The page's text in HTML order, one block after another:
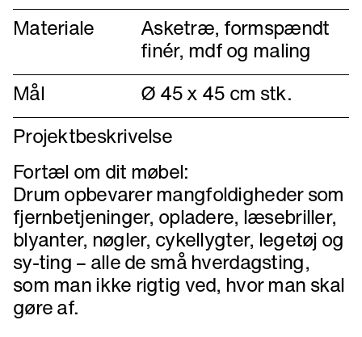
Materiale
Asketræ, formspændt
finér, mdf og maling
Mål
Ø 45 x 45 cm stk.
Projektbeskrivelse
Fortæl om dit møbel:
Drum opbevarer mangfoldigheder som
fjernbetjeninger, opladere, læsebriller,
blyanter, nøgler, cykellygter, legetøj og
sy-ting – alle de små hverdagsting,
som man ikke rigtig ved, hvor man skal
gøre af.